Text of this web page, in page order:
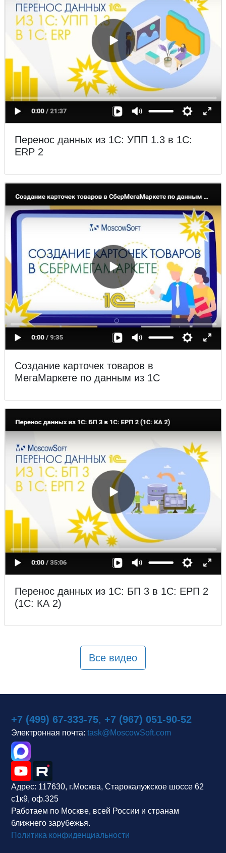
Перенос данных из 1С: УПП 1.3 в 1С:
ERP 2
Создание карточек товаров в
МегаМаркете по данным из 1С
Перенос данных из 1С: БП 3 в 1С: ЕРП 2
(1С: КА 2)
Все видео
+7 (499) 67-333-75, +7 (967) 051-90-52
Электронная почта: task@MoscowSoft.com
Адрес: 117630, г.Москва, Старокалужское шоссе 62
с1к9, оф.325
Работаем по Москве, всей России и странам
ближнего зарубежья.
Политика конфиденциальности